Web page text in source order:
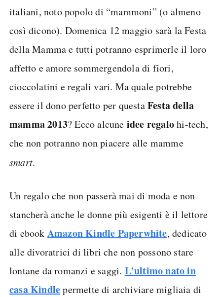
italiani, noto popolo di “mammoni” (o almeno
così dicono). Domenica 12 maggio sarà la Festa
della Mamma e tutti potranno esprimerle il loro
affetto e amore sommergendola di fiori,
cioccolatini e regali vari. Ma quale potrebbe
essere il dono perfetto per questaFesta della
mamma 2013? Ecco alcune idee regalohi-tech,
che non potranno non piacere alle mamme
smart.
Un regalo che non passerà mai di moda e non
stancherà anche le donne più esigenti è il lettore
di ebook Amazon Kindle Paperwhite, dedicato
alle divoratrici di libri che non possono stare
lontane da romanzi e saggi. L’ultimo nato in
casa Kindlepermette di archiviare migliaia di